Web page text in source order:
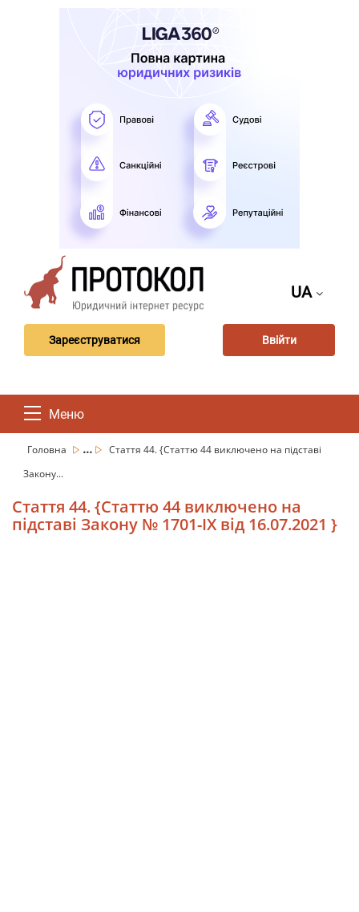
UA
Зареєструватися Ввійти
Меню
Головна ...
Стаття 44. {Статтю 44 виключено на підставі
Закону...
Стаття 44. {Статтю 44 виключено на
підставі Закону № 1701-IX від 16.07.2021 }